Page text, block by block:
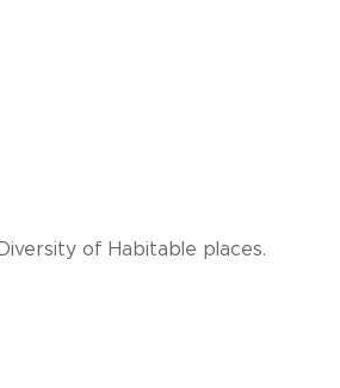
of Habitable places.